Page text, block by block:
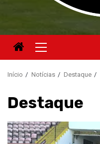
Menu
principal
Início Notícias Destaque
Destaque